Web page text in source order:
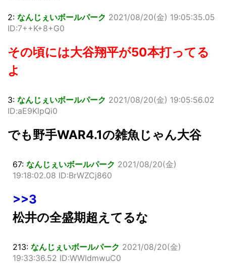
2: なんじぇいボールパーク 2021/08/20(金) 19:05:35.05
ID:7++K+8+G0
その頃には大谷翔平が50本打ってる
よ
3: なんじぇいボールパーク 2021/08/20(金) 19:05:56.02
ID:aE9KlpQi0
でも野手WAR4.1の雑魚じゃん大谷
67: なんじぇいボールパーク 2021/08/20(金)
19:18:02.08 ID:BrWZCj860
>>3
松井の全盛期超えてるな
213: なんじぇいボールパーク 2021/08/20(金)
19:33:36.52 ID:WWIdmwuC0